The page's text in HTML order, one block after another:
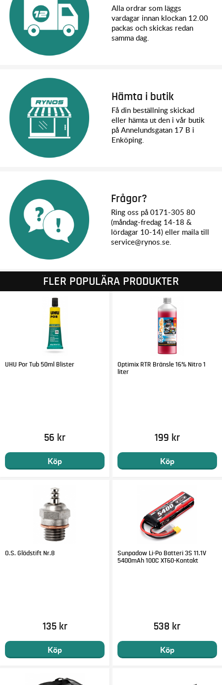
Alla ordrar som läggs
vardagar innan klockan 12.00
packas och skickas redan
samma dag.
Hämta i butik
Få din beställning skickad
eller hämta ut den i vår butik
på Annelundsgatan 17 B i
Enköping.
Frågor?
Ring oss på 0171-305 80
(måndag-fredag 14-18 &
lördagar 10-14) eller maila till
service@rynos.se.
FLER POPULÄRA PRODUKTER
UHU Por Tub 50ml Blister
56 kr
Köp
Optimix RTR Bränsle 16% Nitro 1
liter
199 kr
Köp
O.S. Glödstift Nr.8
135 kr
Köp
Sunpadow Li-Po Batteri 3S 11.1V
5400mAh 100C XT60-Kontakt
538 kr
Köp